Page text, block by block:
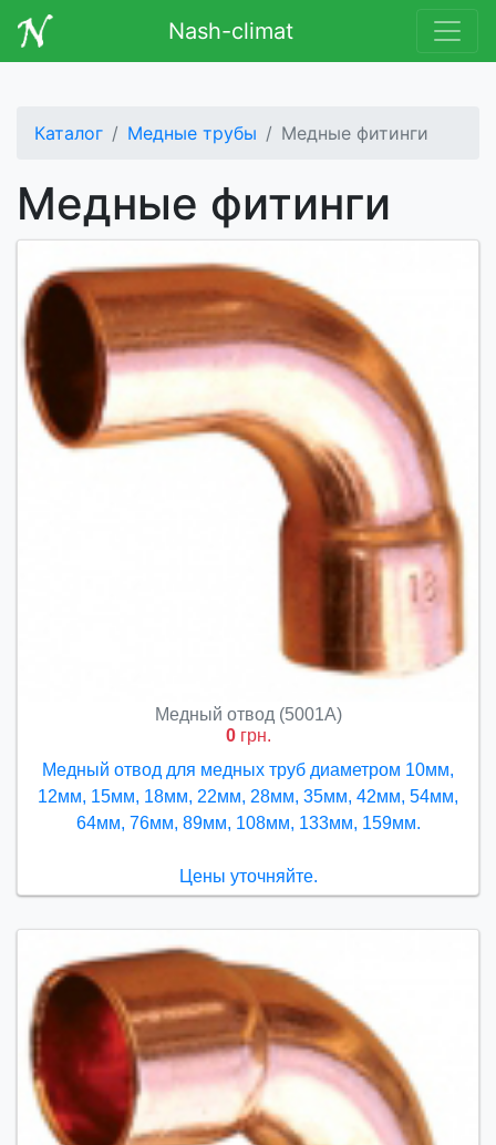
Nash-climat
Каталог Медные трубы Медные фитинги
Медные фитинги
Медный отвод (5001A)
0грн.
Медный отвод для медных труб диаметром 10мм,
12мм, 15мм, 18мм, 22мм, 28мм, 35мм, 42мм, 54мм,
64мм, 76мм, 89мм, 108мм, 133мм, 159мм.
Цены уточняйте.